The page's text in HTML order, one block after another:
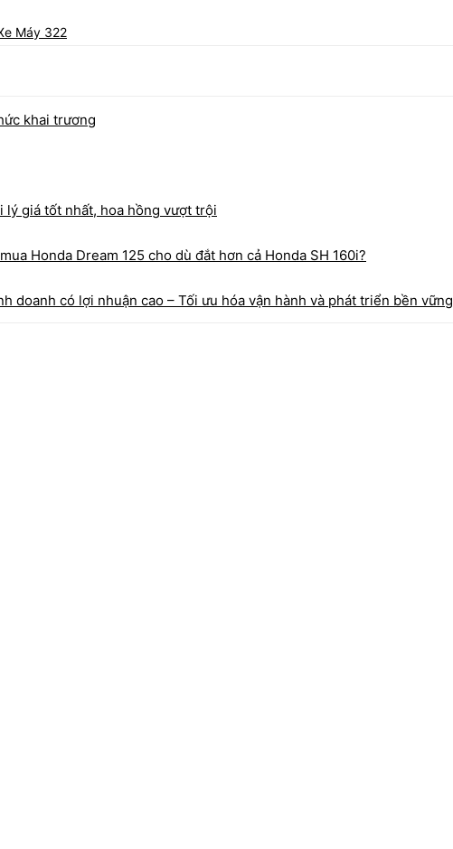
Máy 322
khai trương
lý giá tốt nhất, hoa hồng vượt trội
Honda Dream 125 cho dù đắt hơn cả Honda SH 160i?
doanh có lợi nhuận cao – Tối ưu hóa vận hành và phát triển bền vững